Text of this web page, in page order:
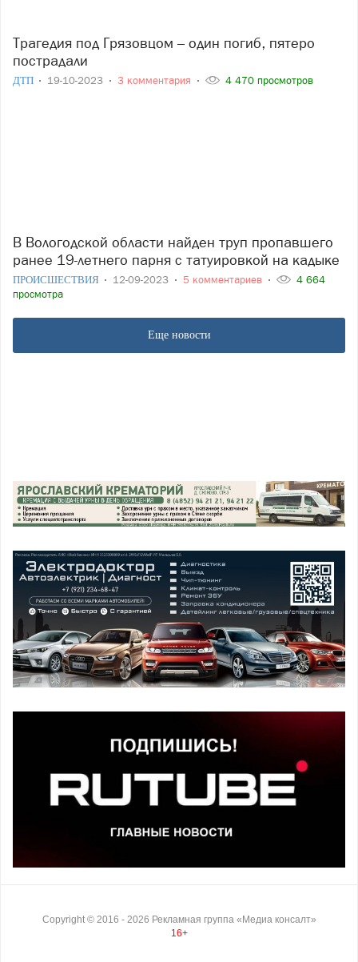
Трагедия под Грязовцом – один погиб, пятеро
пострадали
ДТП 19-10-2023 3 комментария 4 470 просмотров
В Вологодской области найден труп пропавшего
ранее 19-летнего парня с татуировкой на кадыке
ПРОИСШЕСТВИЯ 12-09-2023 5 комментариев
4 664
просмотра
Еще новости
Copyright © 2016 - 2026 Рекламная группа «Медиа консалт»
16+